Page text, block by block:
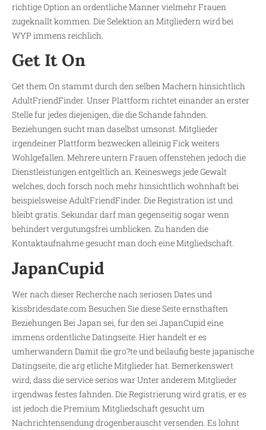
richtige Option an ordentliche Manner vielmehr Frauen
zugeknallt kommen. Die Selektion an Mitgliedern wird bei
WYP immens reichlich.
Get It On
Get them On stammt durch den selben Machern hinsichtlich
AdultFriendFinder. Unser Plattform richtet einander an erster
Stelle fur jedes diejenigen, die die Schande fahnden.
Beziehungen sucht man daselbst umsonst. Mitglieder
irgendeiner Plattform bezwecken alleinig Fick weiters
Wohlgefallen. Mehrere untern Frauen offenstehen jedoch die
Dienstleistungen entgeltlich an. Keineswegs jede Gewalt
welches, doch forsch noch mehr hinsichtlich wohnhaft bei
beispielsweise AdultFriendFinder. Die Registration ist und
bleibt gratis. Sekundar darf man gegenseitig sogar wenn
behindert vergutungsfrei umblicken. Zu handen die
Kontaktaufnahme gesucht man doch eine Mitgliedschaft.
JapanCupid
Wer nach dieser Recherche nach seriosen Dates und
kissbridesdate.com Besuchen Sie diese Seiteernsthaften
Beziehungen Bei Japan sei, fur den sei JapanCupid eine
immens ordentliche Datingseite. Hier handelt er es
umherwandern Damit die gro?te und beilaufig beste japanische
Datingseite, die arg etliche Mitglieder hat. Bemerkenswert
wird, dass die service serios war Unter anderem Mitglieder
irgendwas festes fahnden. Die Registrierung wird gratis, er es
ist jedoch die Premium Mitgliedschaft gesucht um
Nachrichtensendung drogenberauscht versenden. Es lohnt